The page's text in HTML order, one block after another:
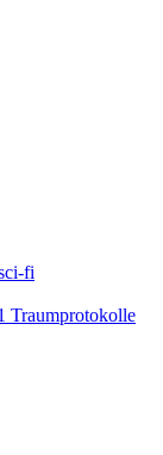
fi
Traumprotokolle